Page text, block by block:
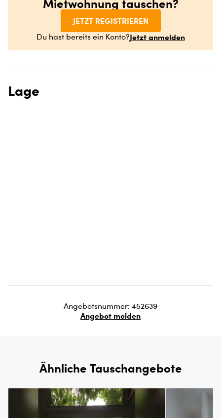
Mietwohnung tauschen?
JETZT REGISTRIEREN
Du hast bereits ein Konto?Jetzt anmelden
Lage
Angebotsnummer: 452639
Angebot melden
Ähnliche Tauschangebote